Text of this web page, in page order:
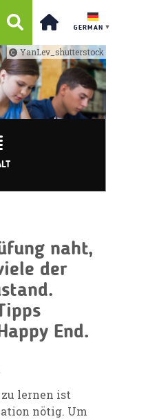
GERMAN ▼
YanLev_shutterstock
naht,
der
End.
lernen ist
nötig. Um